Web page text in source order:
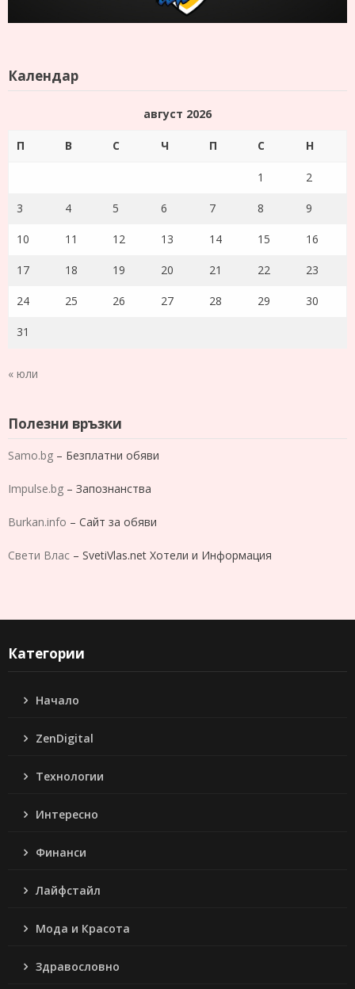
Календар
август 2026
П В С Ч П С Н
1 2
3 4 5 6 7 8 9
10 11 12 13 14 15 16
17 18 19 20 21 22 23
24 25 26 27 28 29 30
31
« юли
Полезни връзки
Samo.bg – Безплатни обяви
Impulse.bg – Запознанства
Burkan.info – Сайт за обяви
Свети Влас – SvetiVlas.net Хотели и Информация
Категории
Начало
ZenDigital
Технологии
Интересно
Финанси
Лайфстайл
Мода и Красота
Здравословно